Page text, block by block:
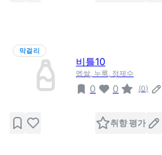
막걸리
비틀10
멥쌀, 누룩, 정제수
0 0 (0)
취향 평가